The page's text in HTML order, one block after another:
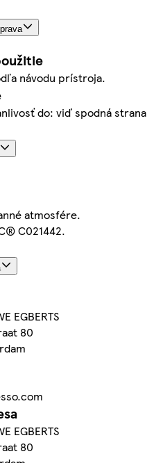
návodu prístroja.
do: viď spodná
atmosfére.
C021442.
EGBERTS
80
EGBERTS
80